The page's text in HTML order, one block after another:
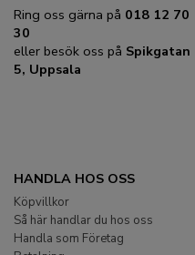
Ring oss gärna på 018 12 70
30
eller besök oss på Spikgatan
5, Uppsala
HANDLA HOS OSS
Köpvillkor
Så här handlar du hos oss
Handla som Företag